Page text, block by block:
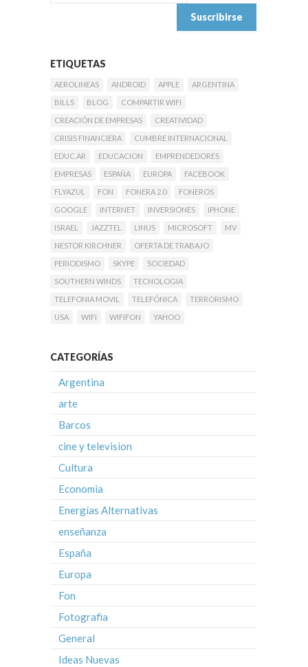
ETIQUETAS
AEROLINEAS ANDROID APPLE
ARGENTINA
BILLS
BLOG
COMPARTIR WIFI
CREACIÓN DE EMPRESAS
CREATIVIDAD
CRISIS FINANCIERA
CUMBRE INTERNACIONAL
EDUC.AR
EDUCACION
EMPRENDEDORES
EMPRESAS
ESPAÑA EUROPA
FACEBOOK
FLYAZUL
FON FONERA 2.0
FONEROS
GOOGLE
INTERNET INVERSIONES
IPHONE
ISRAEL
JAZZTEL LINUS MICROSOFT
MV
NESTOR KIRCHNER
OFERTA DE TRABAJO
PERIODISMO
SKYPE
SOCIEDAD
SOUTHERN WINDS
TECNOLOGIA
TELEFONIA MOVIL
TELEFÓNICA
TERRORISMO
USA
WIFI WIFIFON YAHOO
CATEGORÍAS
Argentina
arte
Barcos
cine y television
Cultura
Economia
Energías Alternativas
enseñanza
España
Europa
Fon
Fotografia
General
Ideas Nuevas